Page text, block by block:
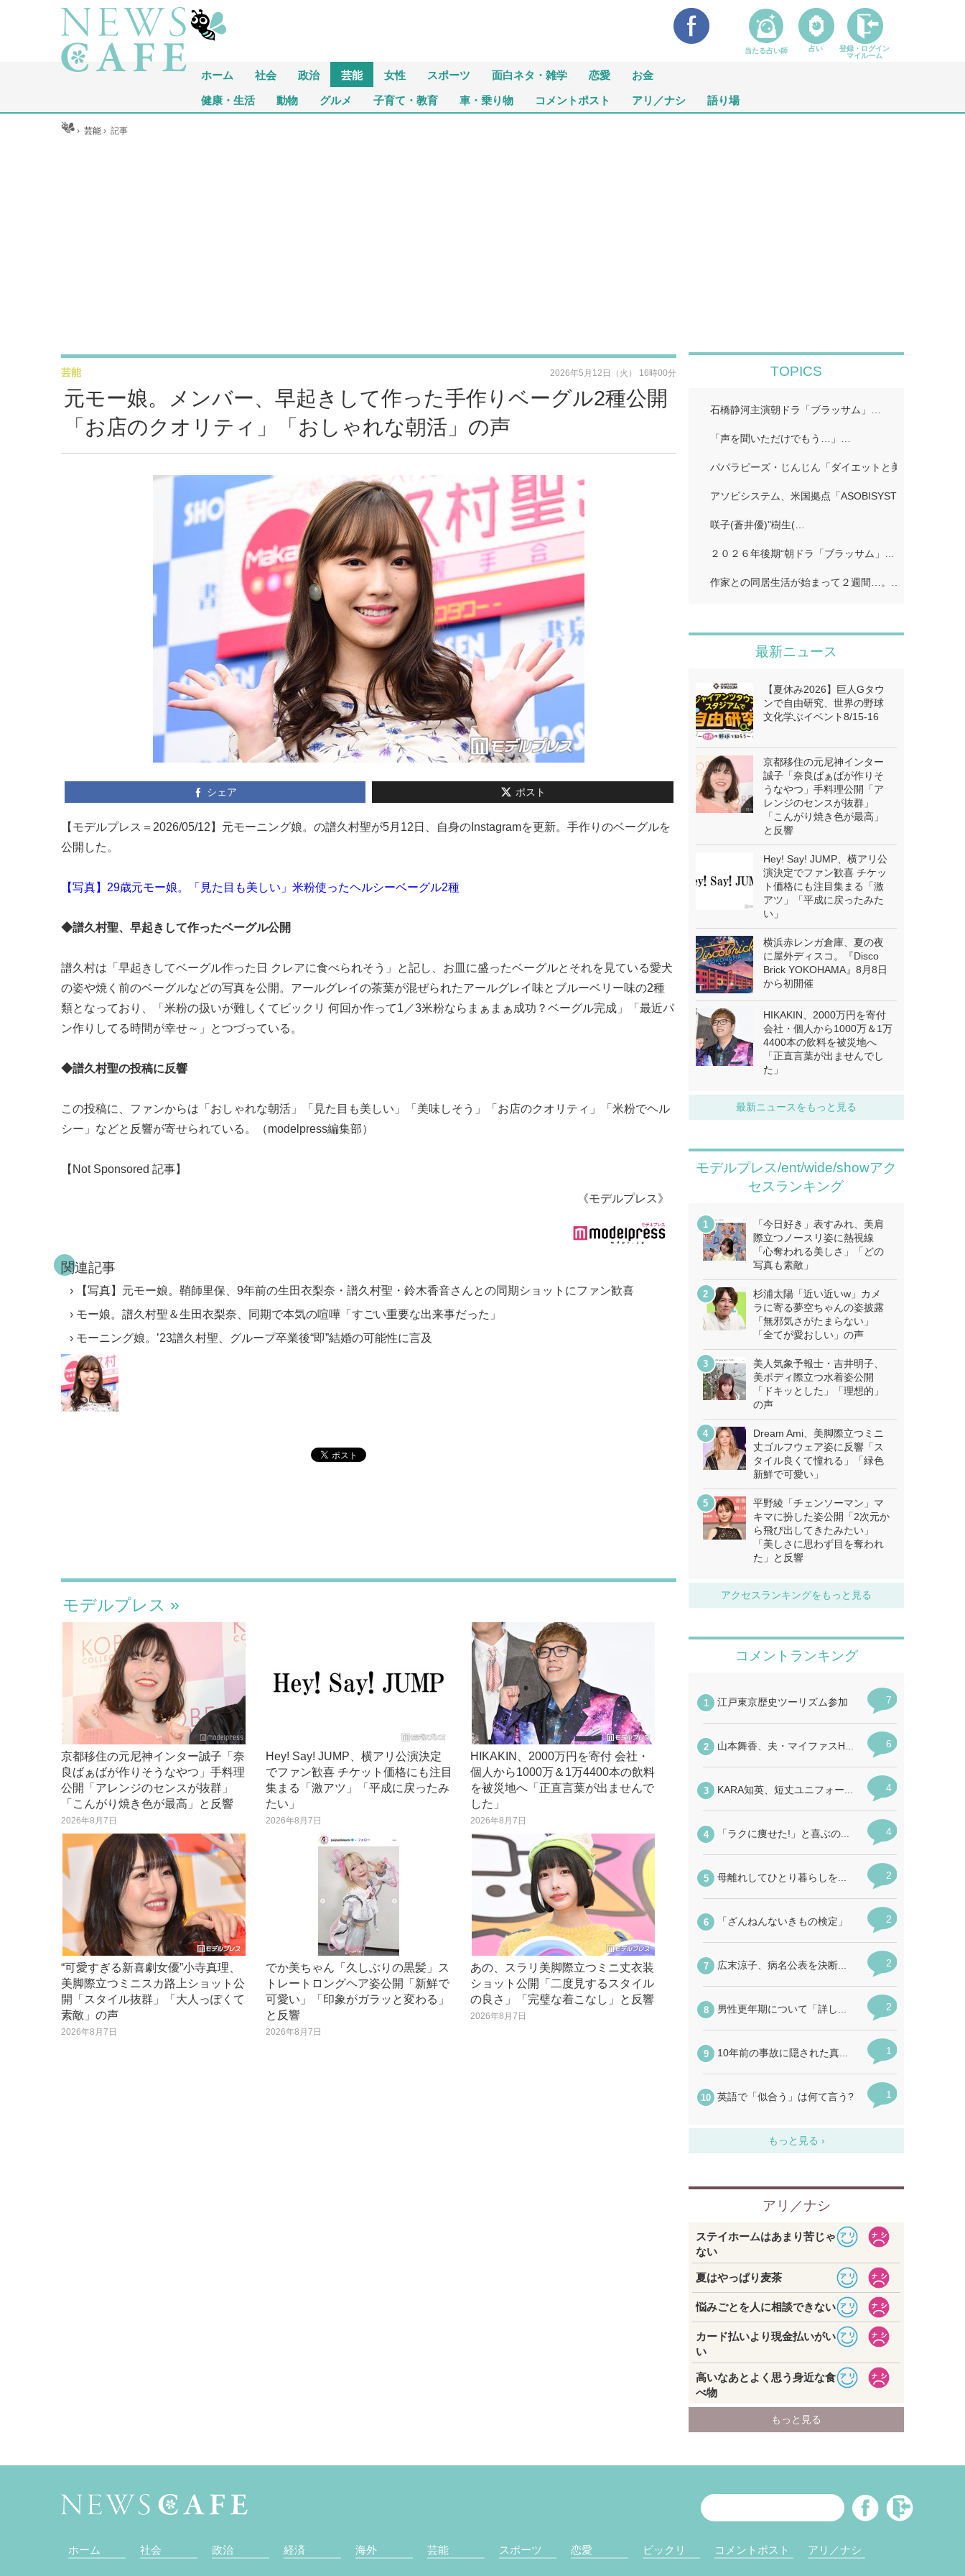
ホーム 社会 政治 芸能 女性 スポーツ 面白ネタ・雑学 恋愛 お金
健康・生活 動物 グルメ 子育て・教育 車・乗り物 コメントポスト アリ／ナシ 語り場
ホーム ›芸能 ›記事
元モー娘。メンバー、早起きして作った手作りベーグル2種公開
「お店のクオリティ」「おしゃれな朝活」の声
芸能 2026年5月12日（火） 16時00分
シェア ポスト
【モデルプレス＝2026/05/12】元モーニング娘。の譜久村聖が5月12日、自身のInstagramを更新。手作りのベーグルを
公開した。
【写真】29歳元モー娘。「見た目も美しい」米粉使ったヘルシーベーグル2種
◆譜久村聖、早起きして作ったベーグル公開
譜久村は「早起きしてベーグル作った日 クレアに食べられそう」と記し、お皿に盛ったベーグルとそれを見ている愛犬
の姿や焼く前のベーグルなどの写真を公開。アールグレイの茶葉が混ぜられたアールグレイ味とブルーベリー味の2種
類となっており、「米粉の扱いが難しくてビックリ 何回か作って1／3米粉ならまぁまぁ成功？ベーグル完成」「最近パ
ン作りしてる時間が幸せ～」とつづっている。
◆譜久村聖の投稿に反響
この投稿に、ファンからは「おしゃれな朝活」「見た目も美しい」「美味しそう」「お店のクオリティ」「米粉でヘル
シー」などと反響が寄せられている。（modelpress編集部）
【Not Sponsored 記事】
《モデルプレス》
関連記事
【写真】元モー娘。鞘師里保、9年前の生田衣梨奈・譜久村聖・鈴木香音さんとの同期ショットにファン歓喜
モー娘。譜久村聖＆生田衣梨奈、同期で本気の喧嘩「すごい重要な出来事だった」
モーニング娘。’23譜久村聖、グループ卒業後“即”結婚の可能性に言及
モデルプレス
京都移住の元尼神インター誠子「奈
良ばぁばが作りそうなやつ」手料理
公開「アレンジのセンスが抜群」
「こんがり焼き色が最高」と反響
2026年8月7日
Hey! Say! JUMP、横アリ公演決定
でファン歓喜 チケット価格にも注目
集まる「激アツ」「平成に戻ったみ
たい」
2026年8月7日
HIKAKIN、2000万円を寄付 会社・
個人から1000万＆1万4400本の飲料
を被災地へ「正直言葉が出ませんで
した」
2026年8月7日
“可愛すぎる新喜劇女優”小寺真理、
美脚際立つミニスカ路上ショット公
開「スタイル抜群」「大人っぽくて
素敵」の声
2026年8月7日
でか美ちゃん「久しぶりの黒髪」ス
トレートロングヘア姿公開「新鮮で
可愛い」「印象がガラッと変わる」
と反響
2026年8月7日
あの、スラリ美脚際立つミニ丈衣装
ショット公開「二度見するスタイル
の良さ」「完璧な着こなし」と反響
2026年8月7日
TOPICS
石橋静河主演朝ドラ「ブラッサム」…
「声を聞いただけでもう…」…
パパラピーズ・じんじん「ダイエットと美肌に超良い
アソビシステム、米国拠点「ASOBISYSTEM USA」…
咲子(蒼井優)"樹生(…
２０２６年後期“朝ドラ「ブラッサム」…
作家との同居生活が始まって２週間…。…
最新ニュース
【夏休み2026】巨人Gタウ
ンで自由研究、世界の野球
文化学ぶイベント8/15-16
京都移住の元尼神インター
誠子「奈良ばぁばが作りそ
うなやつ」手料理公開「ア
レンジのセンスが抜群」
「こんがり焼き色が最高」
と反響
Hey! Say! JUMP、横アリ公
演決定でファン歓喜 チケッ
ト価格にも注目集まる「激
アツ」「平成に戻ったみた
い」
横浜赤レンガ倉庫、夏の夜
に屋外ディスコ。『Disco
Brick YOKOHAMA』8月8日
から初開催
HIKAKIN、2000万円を寄付
会社・個人から1000万＆1万
4400本の飲料を被災地へ
「正直言葉が出ませんでし
た」
最新ニュースをもっと見る
モデルプレス/ent/wide/showアク
セスランキング
「今日好き」表すみれ、美肩
際立つノースリ姿に熱視線
「心奪われる美しさ」「どの
写真も素敵」
杉浦太陽「近い近いw」カメ
ラに寄る夢空ちゃんの姿披露
「無邪気さがたまらない」
「全てが愛おしい」の声
美人気象予報士・吉井明子、
美ボディ際立つ水着姿公開
「ドキッとした」「理想的」
の声
Dream Ami、美脚際立つミニ
丈ゴルフウェア姿に反響「ス
タイル良くて憧れる」「緑色
新鮮で可愛い」
平野綾「チェンソーマン」マ
キマに扮した姿公開「2次元か
ら飛び出してきたみたい」
「美しさに思わず目を奪われ
た」と反響
アクセスランキングをもっと見る
ホーム 社会 政治 経済 海外 芸能 スポーツ 恋愛 ビックリ コメントポスト アリ／ナシ
当たる占い師 占い
登録・ログイン
マイルーム